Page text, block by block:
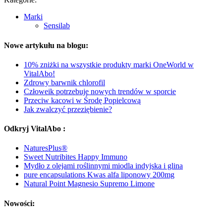
Marki
Sensilab
Nowe artykułu na blogu:
10% zniżki na wszystkie produkty marki OneWorld w
VitalAbo!
Zdrowy barwnik chlorofil
Człoweik potrzebuje nowych trendów w sporcie
Przeciw kacowi w Środę Popielcową
Jak zwalczyć przeziębienie?
Odkryj VitalAbo :
NaturesPlus®
Sweet Nutribites Happy Immuno
Mydło z olejami roślinnymi miodla indyjska i glina
pure encapsulations Kwas alfa liponowy 200mg
Natural Point Magnesio Supremo Limone
Nowości: